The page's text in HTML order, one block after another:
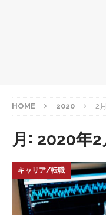
HOME 2020 2月
月: 2020年2
キャリア/転職